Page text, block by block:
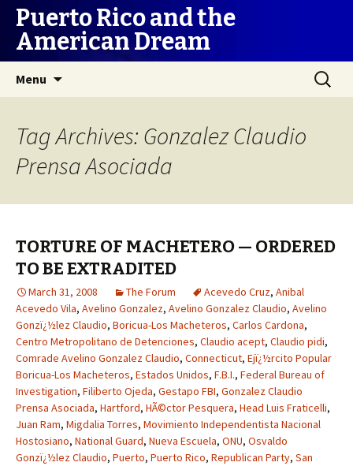
Puerto Rico and the
American Dream
Menu
Search
for:
Tag Archives: Gonzalez Claudio
Prensa Asociada
TORTURE OF MACHETERO — ORDERED
TO BE EXTRADITED
March 31, 2008 The Forum Acevedo Cruz, Anibal
Acevedo Vila, Avelino Gonzalez, Avelino Gonzalez Claudio, Avelino
Gonzï¿½lez Claudio, Boricua-Los Macheteros, Carlos Cardona,
Centro Metropolitano de Detenciones, Claudio acept, Claudio pidi,
Comrade Avelino Gonzalez Claudio, Connecticut, Ejï¿½rcito Popular
Boricua-Los Macheteros, Estados Unidos, F.B.I., Federal Bureau of
Investigation, Filiberto Ojeda, Gestapo FBI, Gonzalez Claudio
Prensa Asociada, Hartford, HÃ©ctor Pesquera, Head Luis Fraticelli,
Juan Ram, Migdalia Torres, Movimiento Independentista Nacional
Hostosiano, National Guard, Nueva Escuela, ONU, Osvaldo
Gonzï¿½lez Claudio, Puerto, Puerto Rico, Republican Party, San